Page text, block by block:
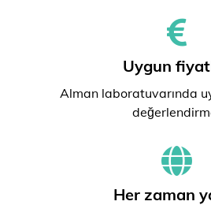
Uygun
Alman laboratuvarında
Her zaman